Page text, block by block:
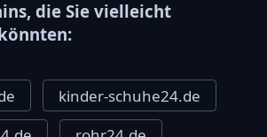
die Sie vielleicht
kinder-schuhe24.de